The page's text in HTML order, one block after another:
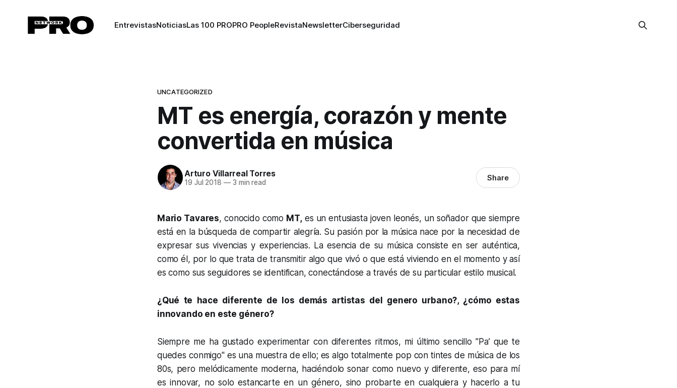
EntrevistasNoticiasLas 100 PROPRO PeopleRevistaNewsletterCiberseguridad
UNCATEGORIZED
MT es energía, corazón y mente
convertida en música
Arturo Villarreal Torres
19 Jul 2018 —3 min read Share
Mario Tavares, conocido como MT,es un entusiasta joven leonés, un soñador que siempre
está en la búsqueda de compartir alegría. Su pasión por la música nace por la necesidad de
expresar sus vivencias y experiencias. La esencia de su música consiste en ser auténtica,
como él, por lo que trata de transmitir algo que vivó o que está viviendo en el momento y así
es como sus seguidores se identifican, conectándose a través de su particular estilo musical.
¿Qué te hace diferente de los demás artistas del genero urbano?, ¿cómo estas
innovando en este género?
Siempre me ha gustado experimentar con diferentes ritmos, mi último sencillo "Pa’ que te
quedes conmigo" es una muestra de ello; es algo totalmente pop con tintes de música de los
80s, pero melódicamente moderna, haciéndolo sonar como nuevo y diferente, eso para mí
es innovar, no solo estancarte en un género, sino probarte en cualquiera y hacerlo a tu